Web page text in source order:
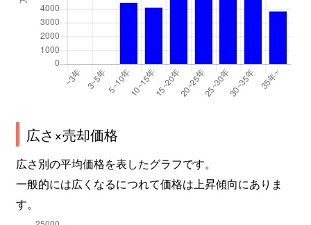
広さ×売却価格
広さ別の平均価格を表したグラフです。
一般的には広くなるにつれて価格は上昇傾向にありま
す。